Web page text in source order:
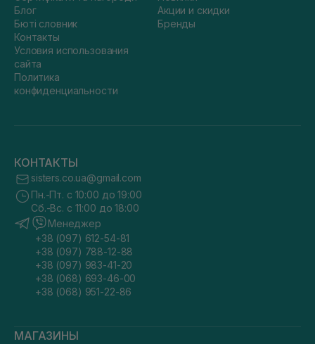
Блог
Бюті словник
Контакты
Условия использования
сайта
Политика
конфиденциальности
Акции и скидки
Бренды
КОНТАКТЫ
sisters.co.ua@gmail.com
Пн.-Пт. с 10:00 до 19:00
Сб.-Вс. с 11:00 до 18:00
Менеджер
+38 (097) 612-54-81
+38 (097) 788-12-88
+38 (097) 983-41-20
+38 (068) 693-46-00
+38 (068) 951-22-86
МАГАЗИНЫ